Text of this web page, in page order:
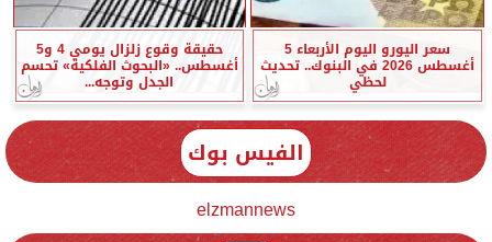
سعر اليورو اليوم الأربعاء 5
أغسطس 2026 في البنوك.. تحديث
لحظي
حقيقة وقوع زلزال يومي 4 و5
أغسطس.. «البحوث الفلكية» تحسم
الجدل وتوجه...
الفيس بوك
elzmannews